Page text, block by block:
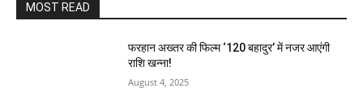
MOST READ
फरहान अख्तर की फिल्म ‘120 बहादुर’ में नजर आएंगी
राशि खन्ना!
August 4, 2025